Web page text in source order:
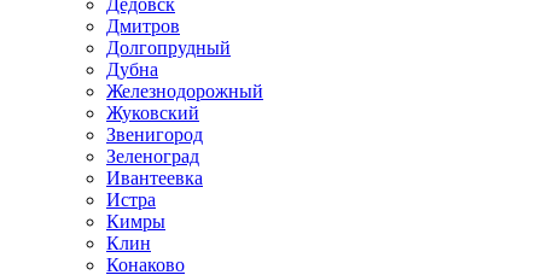
Дедовск
Дмитров
Долгопрудный
Дубна
Железнодорожный
Жуковский
Звенигород
Зеленоград
Ивантеевка
Истра
Кимры
Клин
Конаково